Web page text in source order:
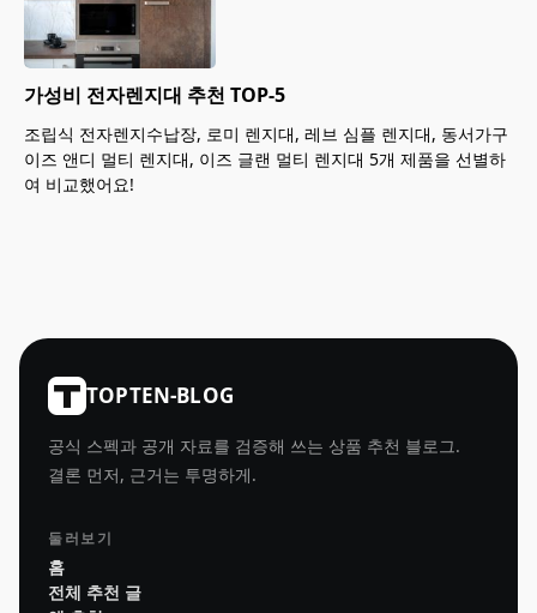
가성비 전자렌지대 추천 TOP-5
조립식 전자렌지수납장, 로미 렌지대, 레브 심플 렌지대, 동서가구
이즈 앤디 멀티 렌지대, 이즈 글랜 멀티 렌지대 5개 제품을 선별하
여 비교했어요!
TOPTEN-BLOG
공식 스펙과 공개 자료를 검증해 쓰는 상품 추천 블로그.
결론 먼저, 근거는 투명하게.
둘러보기
홈
전체 추천 글